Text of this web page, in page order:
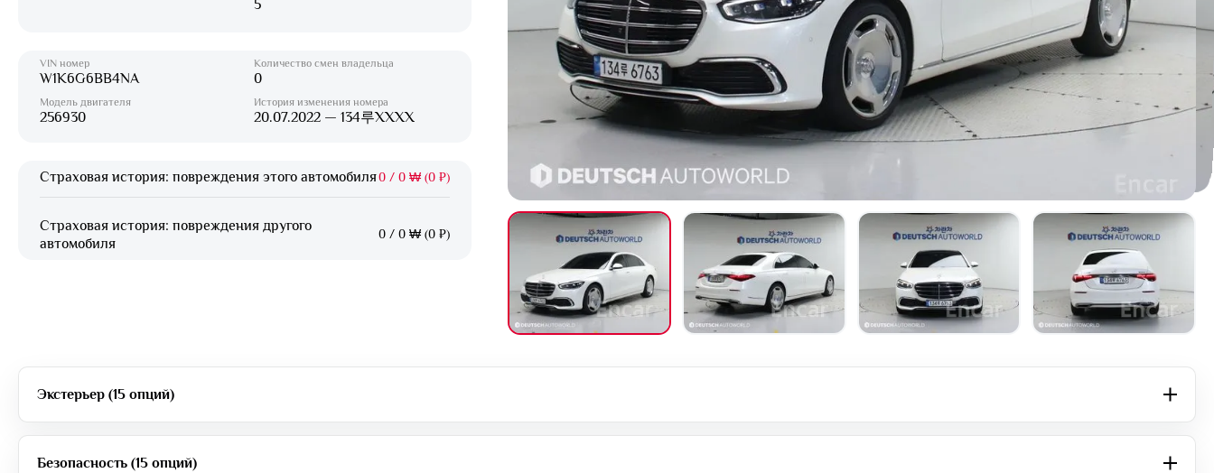
5
VIN номер
W1K6G6BB4NA
Модель двигателя
256930
Количество смен владельца
0
История изменения номера
20.07.2022 — 134루XXXX
Страховая история: повреждения этого автомобиля0 / 0 ₩ (0 ₽)
Страховая история: повреждения другого
автомобиля
0 / 0 ₩ (0 ₽)
Экстерьер (15 опций)
Безопасность (15 опций)